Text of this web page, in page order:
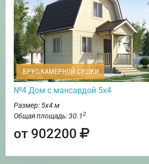
БРУС КАМЕРНОЙ СУШКИ
№4 Дом с мансардой 5х4
Размер: 5х4 м
Общая площадь: 30.12
от 902200